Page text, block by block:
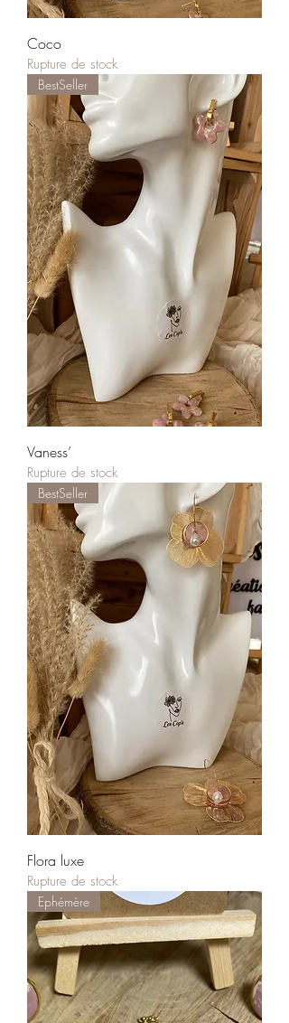
Coco
Rupture de stock
BestSeller
Vaness’
Rupture de stock
BestSeller
Flora luxe
Rupture de stock
Ephémère